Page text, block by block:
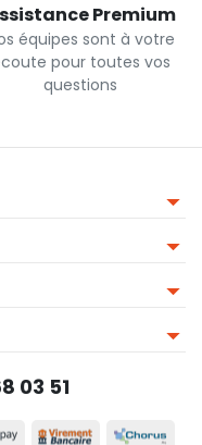
Premium
équipes sont à votre
pour toutes vos
questions
03 51